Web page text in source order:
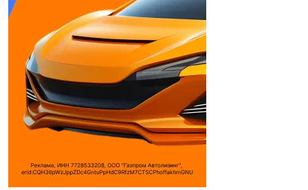
2 модификации
Вакуумная машина
Количество цилиндров:4
Объем двигателя:4430 см³
Макс. мощность:
Макс. крутящий момент:662 /1600 Н*м
(кг*м) ...
Используемое топливо:
Дизель
Дилеры
АВТО-ЕТКС